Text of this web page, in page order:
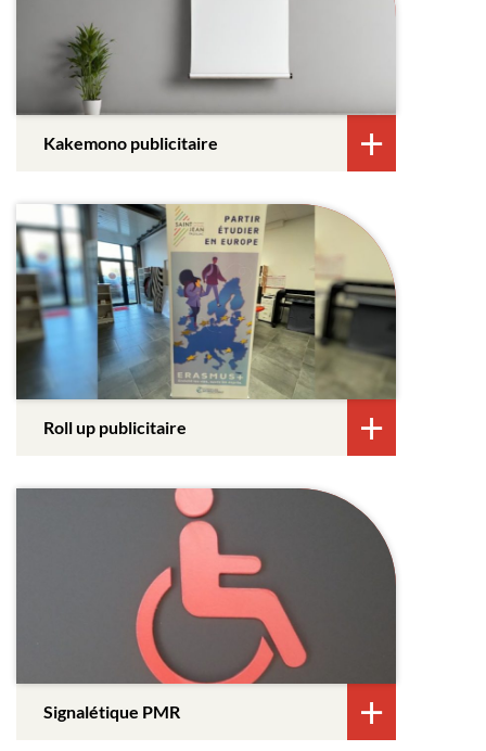
Kakemono publicitaire
Roll up publicitaire
Signalétique PMR